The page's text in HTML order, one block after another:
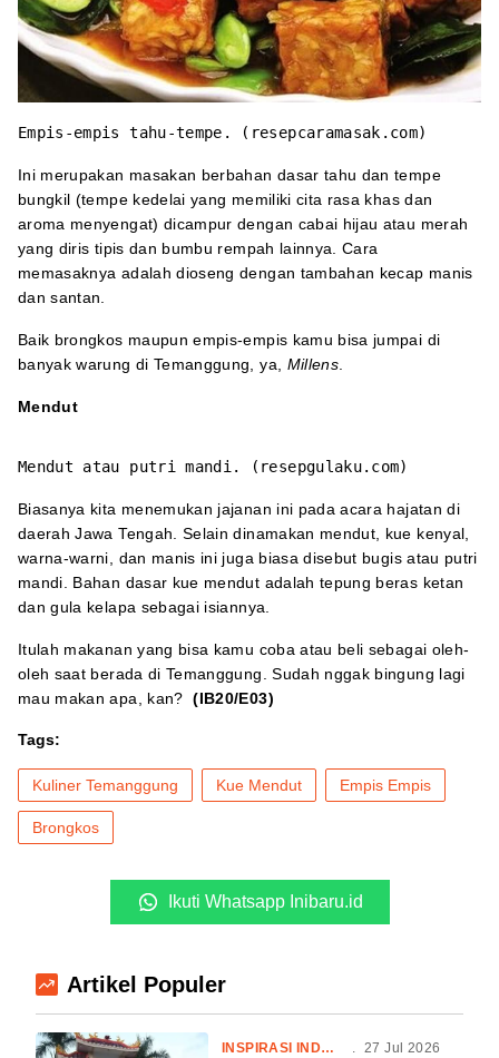
Empis-empis tahu-tempe. (resepcaramasak.com)
Ini merupakan masakan berbahan dasar tahu dan tempe
bungkil (tempe kedelai yang memiliki cita rasa khas dan
aroma menyengat) dicampur dengan cabai hijau atau merah
yang diris tipis dan bumbu rempah lainnya. Cara
memasaknya adalah dioseng dengan tambahan kecap manis
dan santan.
Baik brongkos maupun empis-empis kamu bisa jumpai di
banyak warung di Temanggung, ya, Millens
Mendut
Mendut atau putri mandi. (resepgulaku.com)
Biasanya kita menemukan jajanan ini pada acara hajatan di
daerah Jawa Tengah. Selain dinamakan mendut, kue kenyal,
warna-warni, dan manis ini juga biasa disebut bugis atau putri
mandi. Bahan dasar kue mendut adalah tepung beras ketan
dan gula kelapa sebagai isiannya.
Itulah makanan yang bisa kamu coba atau beli sebagai oleh-
oleh saat berada di Temanggung. Sudah nggak bingung lagi
mau makan apa, kan?(IB20/E03)
Tags:
Kuliner Temanggung Kue Mendut Empis Empis
Brongkos
Ikuti Whatsapp Inibaru.id
Artikel Populer
INSPIRASI INDONESIA . 27 Jul 2026